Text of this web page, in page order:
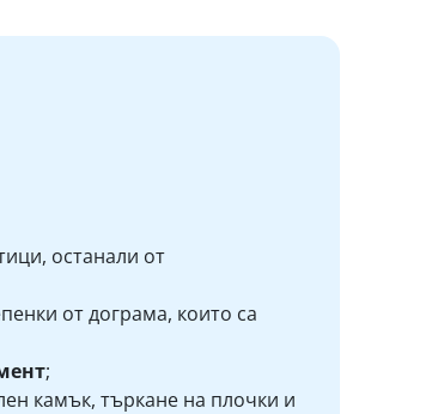
останали от
от дограма, които са
;
камък, търкане на плочки и